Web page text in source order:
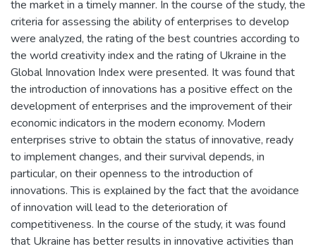
the market in a timely manner. In the course of the study, the
criteria for assessing the ability of enterprises to develop
were analyzed, the rating of the best countries according to
the world creativity index and the rating of Ukraine in the
Global Innovation Index were presented. It was found that
the introduction of innovations has a positive effect on the
development of enterprises and the improvement of their
economic indicators in the modern economy. Modern
enterprises strive to obtain the status of innovative, ready
to implement changes, and their survival depends, in
particular, on their openness to the introduction of
innovations. This is explained by the fact that the avoidance
of innovation will lead to the deterioration of
competitiveness. In the course of the study, it was found
that Ukraine has better results in innovative activities than